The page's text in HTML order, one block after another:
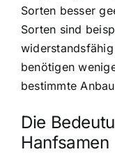
Sorten besser
Sorten sind
benötigen
bestimmte
Die
Hanfsamen